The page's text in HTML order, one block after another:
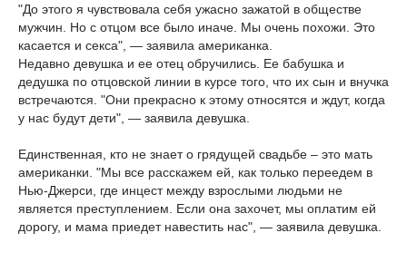
"До этого я чувствовала себя ужасно зажатой в обществе
мужчин. Но с отцом все было иначе. Мы очень похожи. Это
касается и секса", — заявила американка.
Недавно девушка и ее отец обручились. Ее бабушка и
дедушка по отцовской линии в курсе того, что их сын и внучка
встречаются. "Они прекрасно к этому относятся и ждут, когда
у нас будут дети", — заявила девушка.
Единственная, кто не знает о грядущей свадьбе – это мать
американки. "Мы все расскажем ей, как только переедем в
Нью-Джерси, где инцест между взрослыми людьми не
является преступлением. Если она захочет, мы оплатим ей
дорогу, и мама приедет навестить нас", — заявила девушка.